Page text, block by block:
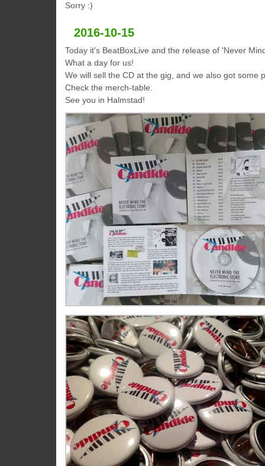
Sorry :)
2016-10-15
Today it's BeatBoxLive and the release of 'Never
What a day for us!
We will sell the CD at the gig, and we also got some
Check the merch-table.
See you in Halmstad!